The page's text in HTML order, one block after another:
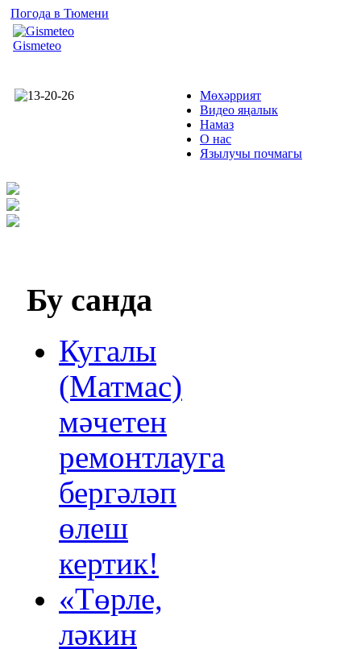
Погода в Тюмени
Gismeteo
Мөхәррият
Видео яңалык
Намаз
О нас
Язылучы почмагы
Бу санда
Кугалы
(Матмас)
мәчетен
ремонтлауга
бергәләп
өлеш
кертик!
«Төрле,
ләкин